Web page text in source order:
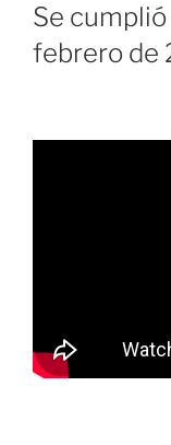
Se
febrero de